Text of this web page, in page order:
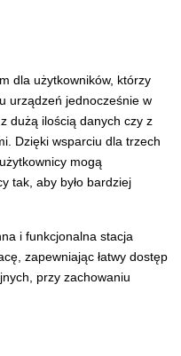
dla użytkowników, którzy
urządzeń jednocześnie w
dużą ilością danych czy z
Dzięki wsparciu dla trzech
mogą
tak, aby było bardziej
i funkcjonalna stacja
zapewniając łatwy dostęp
przy zachowaniu